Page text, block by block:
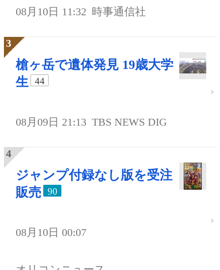
08月10日 11:32 時事通信社
槍ヶ岳で遺体発見 19歳大学
生
44
08月09日 21:13 TBS NEWS DIG
ジャンプ付録なし版を受注
販売
90
08月10日 00:07